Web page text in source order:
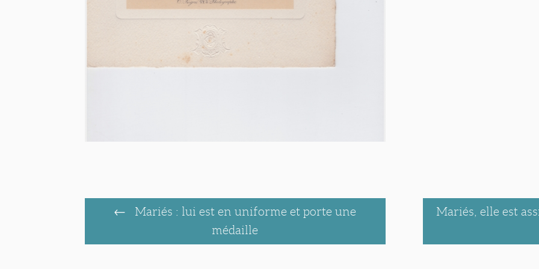
Mariés : lui est en uniforme et porte une
médaille
Mariés, elle est